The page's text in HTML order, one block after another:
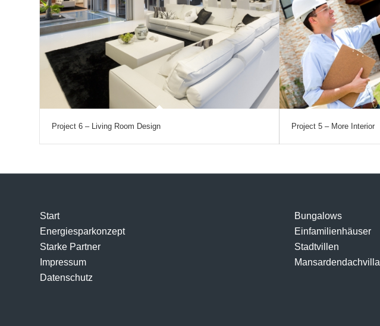
Project 6 – Living Room Design Project 5 – More Interior
Start
Energiesparkonzept
Starke Partner
Impressum
Datenschutz
Bungalows
Einfamilienhäuser
Stadtvillen
Mansardendachvilla